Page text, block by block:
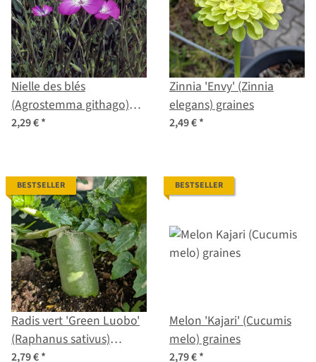
Nielle des blés
(Agrostemma githago)
semences
2,29 €*
Zinnia 'Envy' (Zinnia
elegans) graines
2,49 €*
BESTSELLER
Radis vert 'Green Luobo'
(Raphanus sativus)
graines
2,79 €*
BESTSELLER
Melon 'Kajari' (Cucumis
melo) graines
2,79 €*